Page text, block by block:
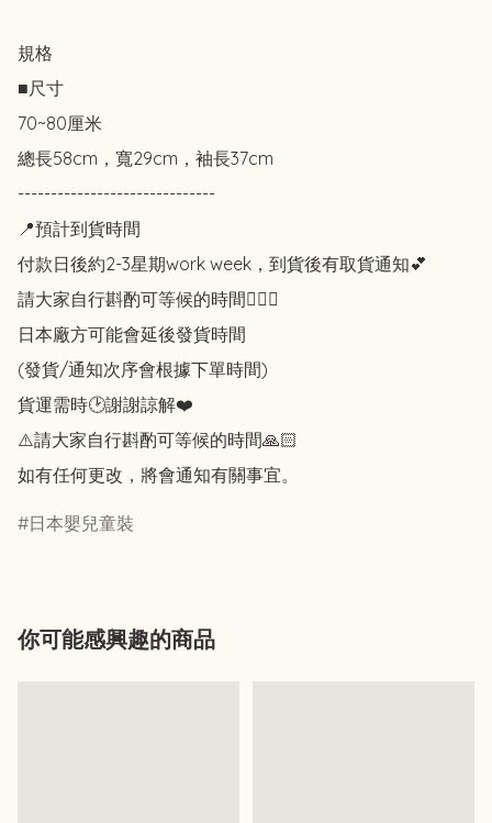
規格
■尺寸
70~80厘米
總長58cm，寬29cm，袖長37cm
------------------------------
📍預計到貨時間
付款日後約2-3星期work week，到貨後有取貨通知💕
請大家自行斟酌可等候的時間🙇🏻‍♀️
日本廠方可能會延後發貨時間
(發貨/通知次序會根據下單時間)
貨運需時🕑謝謝諒解❤️
⚠️請大家自行斟酌可等候的時間🙏🏻
如有任何更改，將會通知有關事宜。
日本嬰兒童裝
你可能感興趣的商品